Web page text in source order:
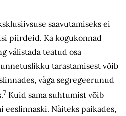
saavutamiseks ei
piirdeid. Ka kogukonnad
välistada teatud osa
tarastamisest võib
väga segregeerunud
7 Kuid sama suhtumist võib
eeslinnaski. Näiteks paikades,